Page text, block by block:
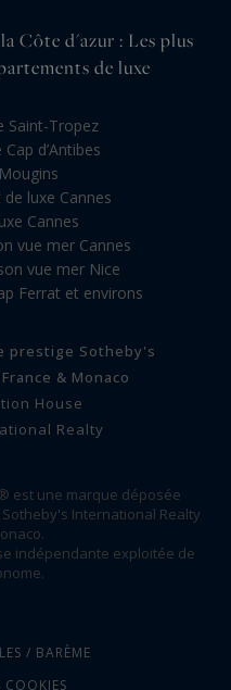
Côte d'azur : Les plus
de luxe
Saint-Tropez
d’Antibes
luxe Cannes
Cannes
vue mer Cannes
vue mer Nice
Ferrat et environs
prestige Sotheby's
& Monaco
House
Realty
est une marque déposée
International Realty
indépendante exploitée de
/ BARÈME
COOKIES